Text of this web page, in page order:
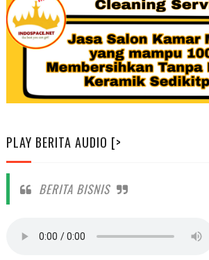
PLAY BERITA AUDIO [>
BERITA BISNIS